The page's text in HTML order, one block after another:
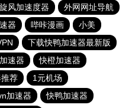
旋风加速度器
外网网址导航
器 哔咔漫画
小美
下载快鸭加速器最新版
速器
快橙加速器
荐
1元机场
加速器
快鸭加速器